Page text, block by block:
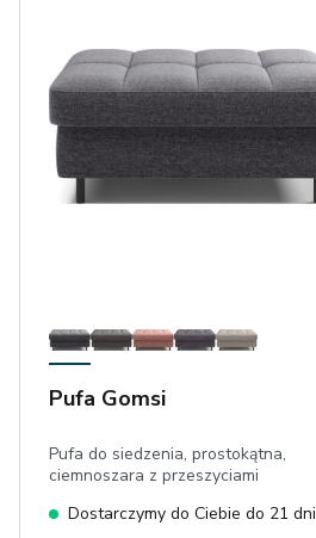
Pufa Gomsi
Pufa do siedzenia, prostokątna,
ciemnoszara z przeszyciami
Dostarczymy do Ciebie do 21 dni